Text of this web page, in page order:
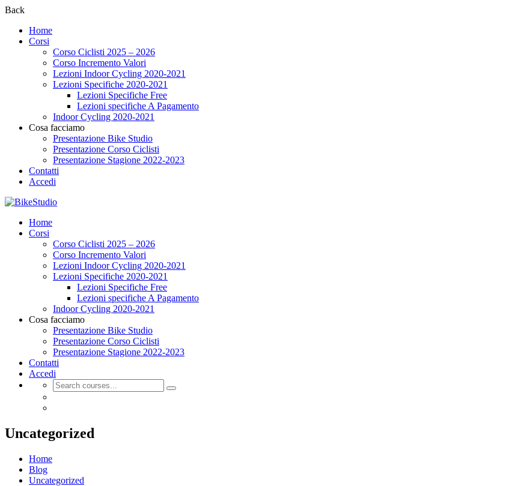
Back
Home
Corsi
Corso Ciclisti 2025 – 2026
Corso Incremento Valori
Lezioni Indoor Cycling 2020-2021
Lezioni Specifiche 2020-2021
Lezioni Specifiche Free
Lezioni specifiche A Pagamento
Indoor Cycling 2020-2021
Cosa facciamo
Presentazione Bike Studio
Presentazione Corso Ciclisti
Presentazione Stagione 2022-2023
Contatti
Accedi
Home
Corsi
Corso Ciclisti 2025 – 2026
Corso Incremento Valori
Lezioni Indoor Cycling 2020-2021
Lezioni Specifiche 2020-2021
Lezioni Specifiche Free
Lezioni specifiche A Pagamento
Indoor Cycling 2020-2021
Cosa facciamo
Presentazione Bike Studio
Presentazione Corso Ciclisti
Presentazione Stagione 2022-2023
Contatti
Accedi
Uncategorized
Home
Blog
Uncategorized